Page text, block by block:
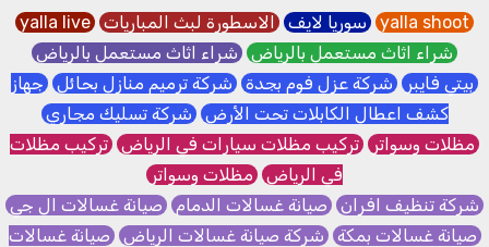
yalla shoot سوريا لايف الاسطورة لبث المباريات yalla live
شراء اثاث مستعمل بالرياض شراء اثاث مستعمل بالرياض
بيتي فايبر شركة عزل فوم بجدة شركة ترميم منازل بحائل جهاز
كشف اعطال الكابلات تحت الأرض شركة تسليك مجاري
مظلات وسواتر تركيب مظلات سيارات في الرياض تركيب مظلات
في الرياض مظلات وسواتر
شركة تنظيف افران صيانة غسالات الدمام صيانة غسالات ال جي
صيانة غسالات بمكة شركة صيانة غسالات الرياض صيانة غسالات